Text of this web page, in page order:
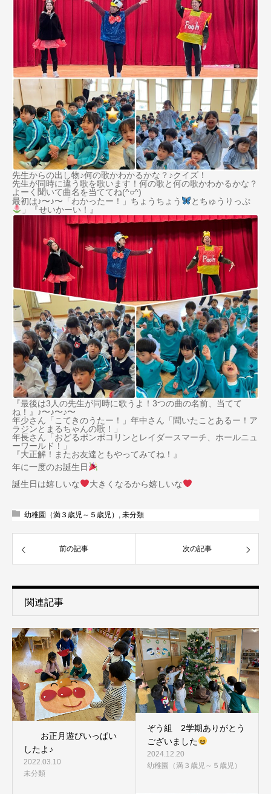
先生からの出し物♪何の歌かわかるかな？♪クイズ！
先生が同時に違う歌を歌います！何の歌と何の歌かわかるかな？
よーく聞いて曲名を当ててね(^○^)
最初は♪〜♪〜「わかったー！」ちょうちょう
とちゅうりっぷ
」『せいかーい！』
『最後は3人の先生が同時に歌うよ！3つの曲の名前、当てて
ね！』♪〜♪〜♪〜
年少さん「こてきのうたー！」年中さん「聞いたことあるー！ア
ラジンとまるちゃんの歌！」
年長さん「おどるポンポコリンとレイダースマーチ、ホールニュ
ーワールド！」
『大正解！またお友達ともやってみてね！』
年に一度のお誕生日
誕生日は嬉しいな
大きくなるから嬉しいな
幼稚園（満３歳児～５歳児） , 未分類
前の記事 次の記事
関連記事
お正月遊びいっぱい
したよ♪
2022.03.10
未分類
ぞう組 2学期ありがとう
ございました
2024.12.20
幼稚園（満３歳児～５歳児）